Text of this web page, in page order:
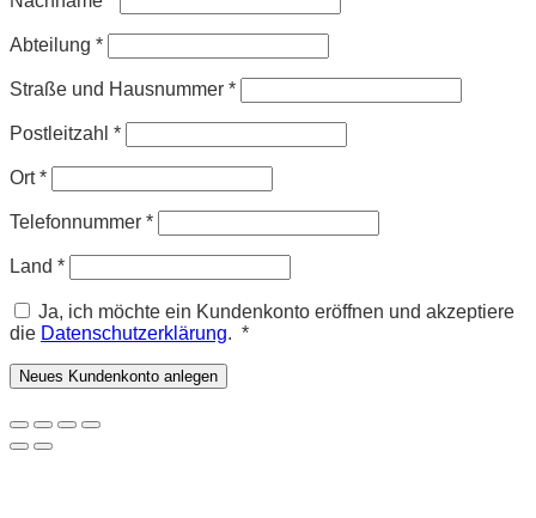
Abteilung *
Straße und Hausnummer *
Postleitzahl *
Ort*
Telefonnummer *
Land *
Ja, ich möchte ein Kundenkonto eröffnen und akzeptiere
die Datenschutzerklärung. *Erforderlich
Neues Kundenkonto anlegen